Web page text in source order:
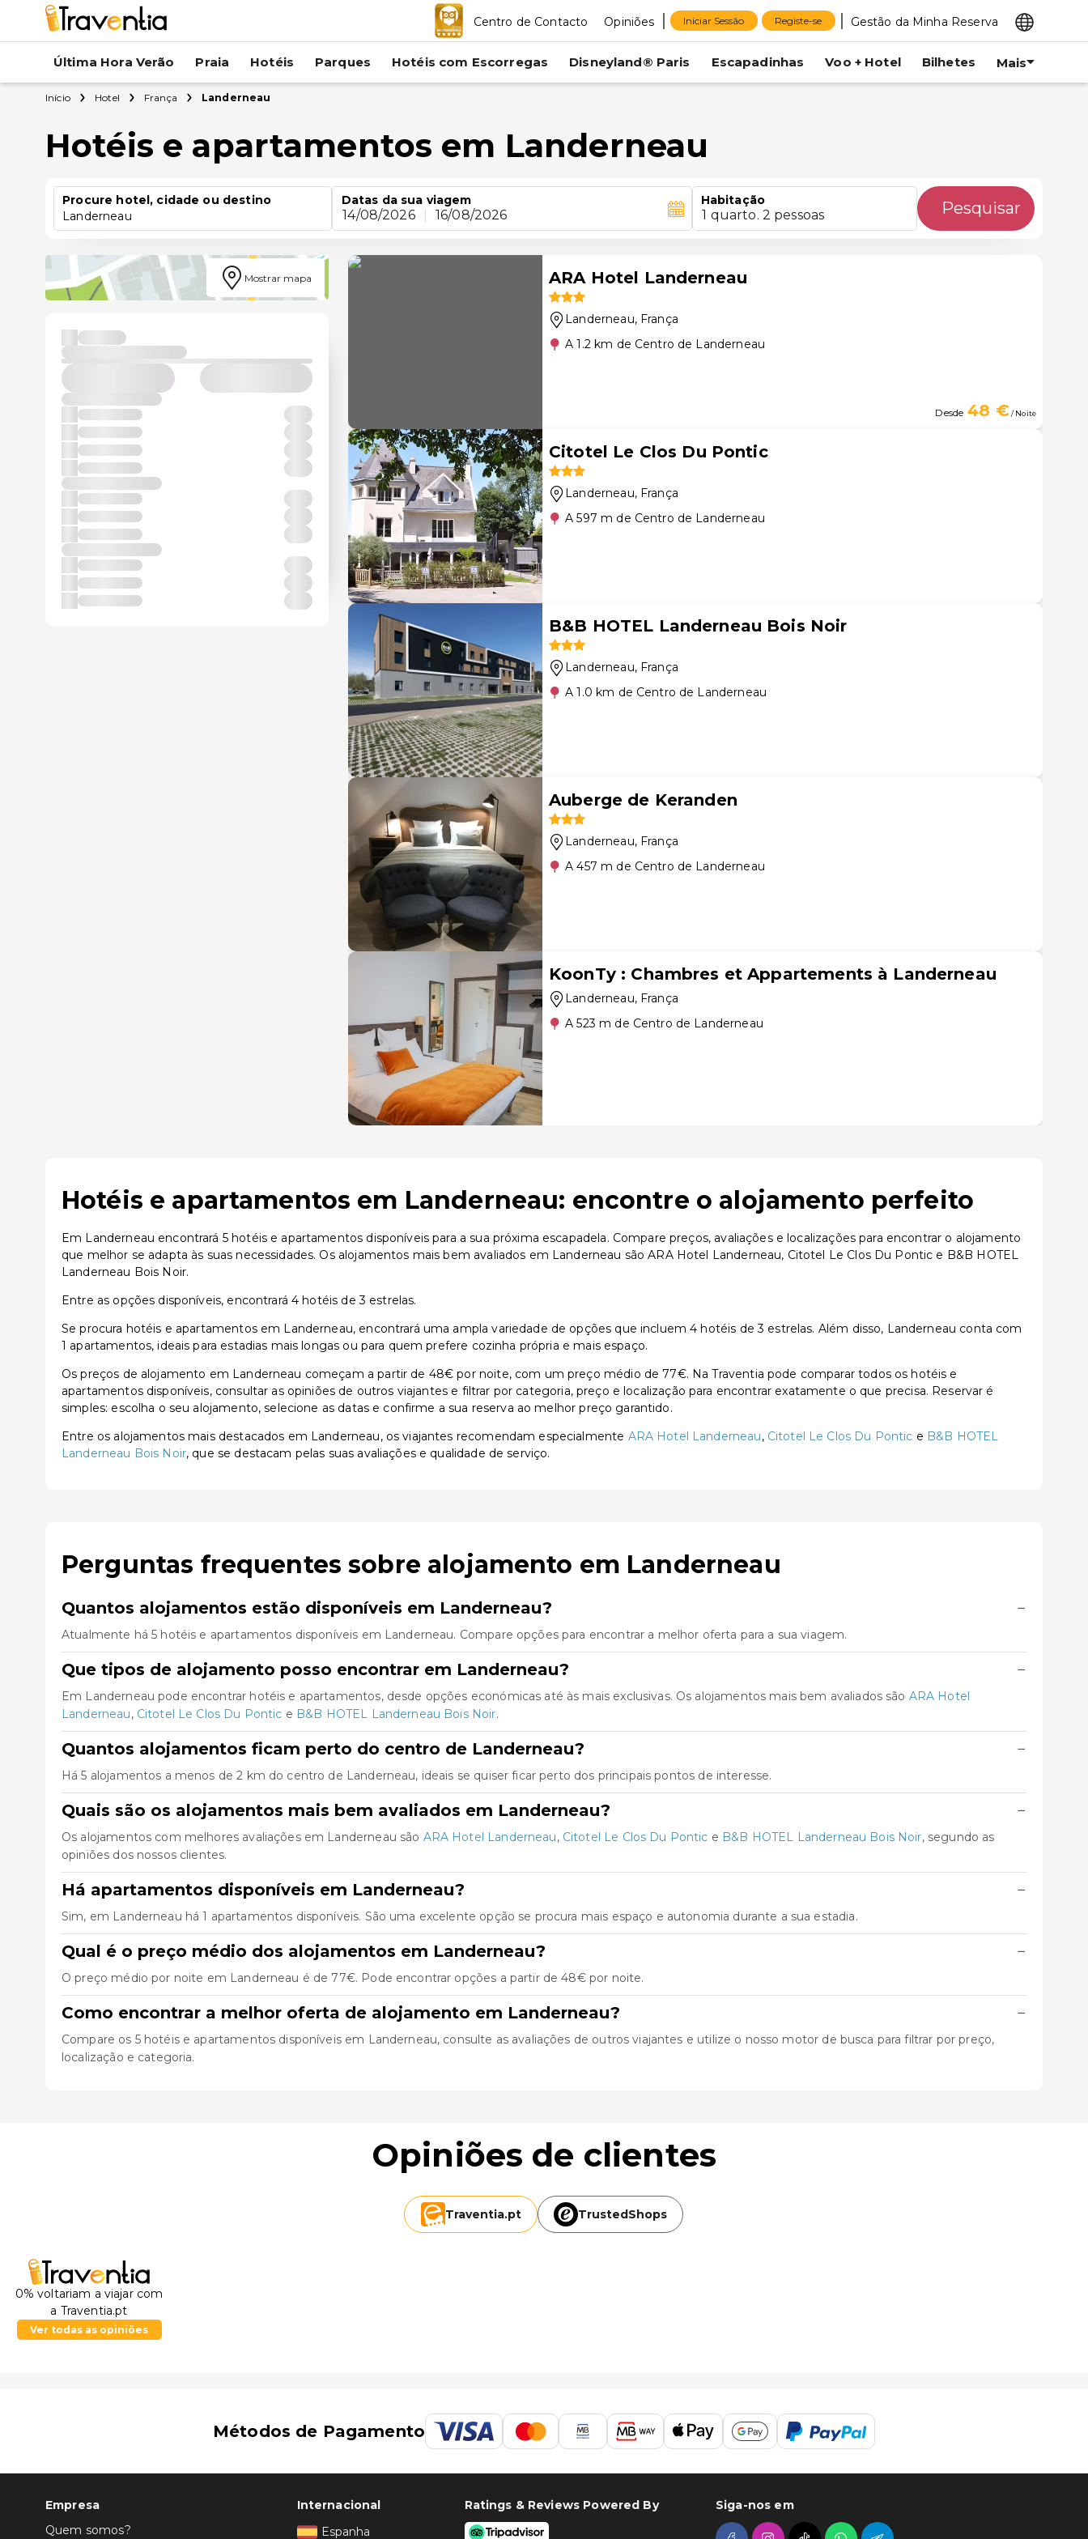
Centro de Contacto Opiniões Iniciar Sessão Registe-se Gestão da Minha Reserva
Última Hora Verão Praia Hotéis Parques Hotéis com Escorregas Disneyland® Paris Escapadinhas Voo + Hotel Bilhetes Mais
Início Hotel França Landerneau
Hotéis e apartamentos em Landerneau
Procure hotel, cidade ou destino
Landerneau
Datas da sua viagem
14/08/2026 16/08/2026
Habitação
1 quarto. 2 pessoas Pesquisar
Mostrar mapa ARA Hotel Landerneau
Landerneau, França
A 1.2 km de Centro de Landerneau
Desde 48 €/ Noite
Citotel Le Clos Du Pontic
Landerneau, França
A 597 m de Centro de Landerneau
B&B HOTEL Landerneau Bois Noir
Landerneau, França
A 1.0 km de Centro de Landerneau
Auberge de Keranden
Landerneau, França
A 457 m de Centro de Landerneau
KoonTy : Chambres et Appartements à Landerneau
Landerneau, França
A 523 m de Centro de Landerneau
Hotéis e apartamentos em Landerneau: encontre o alojamento perfeito
Em Landerneau encontrará 5 hotéis e apartamentos disponíveis para a sua próxima escapadela. Compare preços, avaliações e localizações para encontrar o alojamento
que melhor se adapta às suas necessidades. Os alojamentos mais bem avaliados em Landerneau são ARA Hotel Landerneau, Citotel Le Clos Du Pontic e B&B HOTEL
Landerneau Bois Noir.
Entre as opções disponíveis, encontrará 4 hotéis de 3 estrelas.
Se procura hotéis e apartamentos em Landerneau, encontrará uma ampla variedade de opções que incluem 4 hotéis de 3 estrelas. Além disso, Landerneau conta com
1 apartamentos, ideais para estadias mais longas ou para quem prefere cozinha própria e mais espaço.
Os preços de alojamento em Landerneau começam a partir de 48€ por noite, com um preço médio de 77€. Na Traventia pode comparar todos os hotéis e
apartamentos disponíveis, consultar as opiniões de outros viajantes e filtrar por categoria, preço e localização para encontrar exatamente o que precisa. Reservar é
simples: escolha o seu alojamento, selecione as datas e confirme a sua reserva ao melhor preço garantido.
Entre os alojamentos mais destacados em Landerneau, os viajantes recomendam especialmente ARA Hotel Landerneau, Citotel Le Clos Du Pontic e B&B HOTEL
Landerneau Bois Noir, que se destacam pelas suas avaliações e qualidade de serviço.
Perguntas frequentes sobre alojamento em Landerneau
Quantos alojamentos estão disponíveis em Landerneau? −
Atualmente há 5 hotéis e apartamentos disponíveis em Landerneau. Compare opções para encontrar a melhor oferta para a sua viagem.
Que tipos de alojamento posso encontrar em Landerneau? −
Em Landerneau pode encontrar hotéis e apartamentos, desde opções económicas até às mais exclusivas. Os alojamentos mais bem avaliados são ARA Hotel
Landerneau, Citotel Le Clos Du Pontic e B&B HOTEL Landerneau Bois Noir.
Quantos alojamentos ficam perto do centro de Landerneau? −
Há 5 alojamentos a menos de 2 km do centro de Landerneau, ideais se quiser ficar perto dos principais pontos de interesse.
Quais são os alojamentos mais bem avaliados em Landerneau? −
Os alojamentos com melhores avaliações em Landerneau são ARA Hotel Landerneau, Citotel Le Clos Du Pontic e B&B HOTEL Landerneau Bois Noir, segundo as
opiniões dos nossos clientes.
Há apartamentos disponíveis em Landerneau? −
Sim, em Landerneau há 1 apartamentos disponíveis. São uma excelente opção se procura mais espaço e autonomia durante a sua estadia.
Qual é o preço médio dos alojamentos em Landerneau? −
O preço médio por noite em Landerneau é de 77€. Pode encontrar opções a partir de 48€ por noite.
Como encontrar a melhor oferta de alojamento em Landerneau? −
Compare os 5 hotéis e apartamentos disponíveis em Landerneau, consulte as avaliações de outros viajantes e utilize o nosso motor de busca para filtrar por preço,
localização e categoria.
Opiniões de clientes
Traventia.pt TrustedShops
0% voltariam a viajar com
a Traventia.pt
Ver todas as opiniões
Métodos de Pagamento
Empresa
Quem somos?
Internacional
Espanha
Ratings & Reviews Powered By Siga-nos em